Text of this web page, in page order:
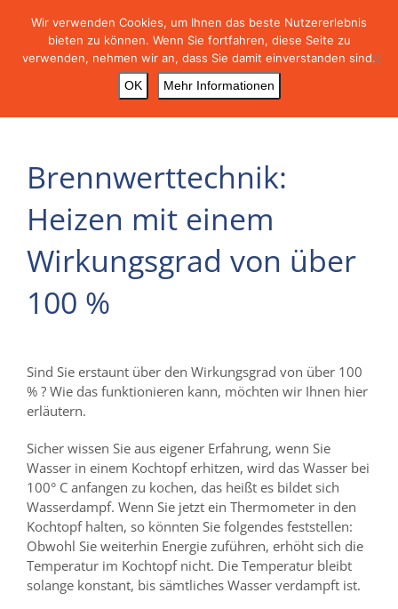
Brennwerttechnik:
Heizen mit einem
Wirkungsgrad von über
100 %
Sind Sie erstaunt über den Wirkungsgrad von über 100
% ? Wie das funktionieren kann, möchten wir Ihnen hier
erläutern.
Sicher wissen Sie aus eigener Erfahrung, wenn Sie
Wasser in einem Kochtopf erhitzen, wird das Wasser bei
100° C anfangen zu kochen, das heißt es bildet sich
Wasserdampf. Wenn Sie jetzt ein Thermometer in den
Kochtopf halten, so könnten Sie folgendes feststellen:
Obwohl Sie weiterhin Energie zuführen, erhöht sich die
Temperatur im Kochtopf nicht. Die Temperatur bleibt
solange konstant, bis sämtliches Wasser verdampft ist.
Wir verwenden Cookies, um Ihnen das beste Nutzererlebnis
bieten zu können. Wenn Sie fortfahren, diese Seite zu
verwenden, nehmen wir an, dass Sie damit einverstanden sind.
OK
Mehr Informationen